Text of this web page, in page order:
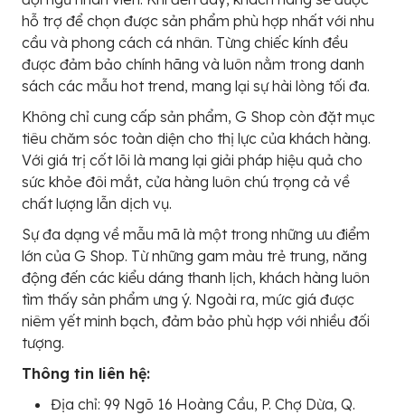
hỗ trợ để chọn được sản phẩm phù hợp nhất với nhu
cầu và phong cách cá nhân. Từng chiếc kính đều
được đảm bảo chính hãng và luôn nằm trong danh
sách các mẫu hot trend, mang lại sự hài lòng tối đa.
Không chỉ cung cấp sản phẩm, G Shop còn đặt mục
tiêu chăm sóc toàn diện cho thị lực của khách hàng.
Với giá trị cốt lõi là mang lại giải pháp hiệu quả cho
sức khỏe đôi mắt, cửa hàng luôn chú trọng cả về
chất lượng lẫn dịch vụ.
Sự đa dạng về mẫu mã là một trong những ưu điểm
lớn của G Shop. Từ những gam màu trẻ trung, năng
động đến các kiểu dáng thanh lịch, khách hàng luôn
tìm thấy sản phẩm ưng ý. Ngoài ra, mức giá được
niêm yết minh bạch, đảm bảo phù hợp với nhiều đối
tượng.
Thông tin liên hệ:
Địa chỉ: 99 Ngõ 16 Hoàng Cầu, P. Chợ Dừa, Q.